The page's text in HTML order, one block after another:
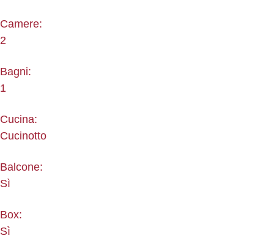
Camere:
2
Bagni:
1
Cucina:
Cucinotto
Balcone:
Sì
Box:
Sì